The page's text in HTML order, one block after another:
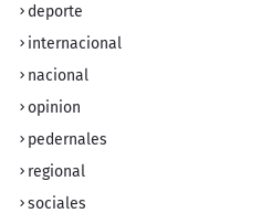
deporte
internacional
nacional
opinion
pedernales
regional
sociales